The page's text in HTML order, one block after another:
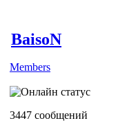
BaisoN
Members
3447 сообщений